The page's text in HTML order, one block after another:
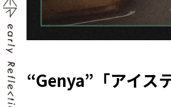
“Genya”「アイス